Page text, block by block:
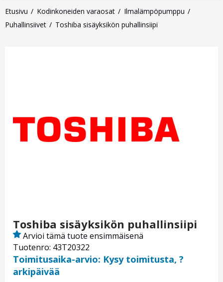
Etusivu Kodinkoneiden varaosat
Ilmalämpöpumppu
Puhallinsiivet
Toshiba sisäyksikön puhallinsiipi
Toshiba sisäyksikön puhallinsiipi
Tuotenro: 43T20322
Arvioi tämä tuote ensimmäisenä
Toimitusaika-arvio: Kysy toimitusta, ?
arkipäivää